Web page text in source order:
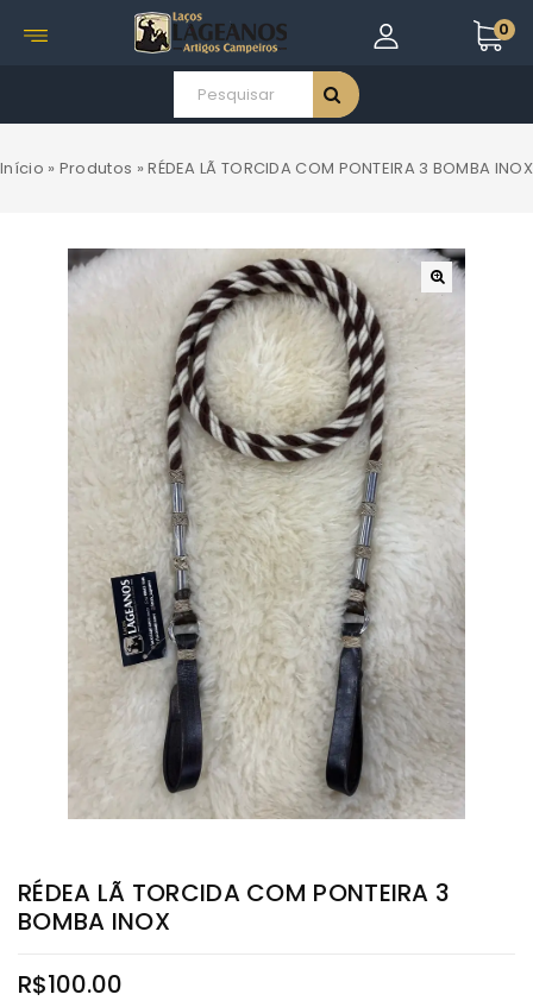
0
Início » Produtos »RÉDEA LÃ TORCIDA COM PONTEIRA 3 BOMBA INOX
RÉDEA LÃ TORCIDA COM PONTEIRA 3
BOMBA INOX
R$100.00